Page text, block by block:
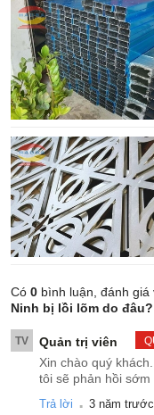
Có 0 bình luận, đánh giá
Ninh bị lồi lõm do
TV Quản trị viên
Xin chào quý
tôi sẽ phản hồi sớm
Trả lời . 3 năm trước